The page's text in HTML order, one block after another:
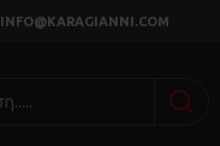
INFO@KARAGIANNI.COM